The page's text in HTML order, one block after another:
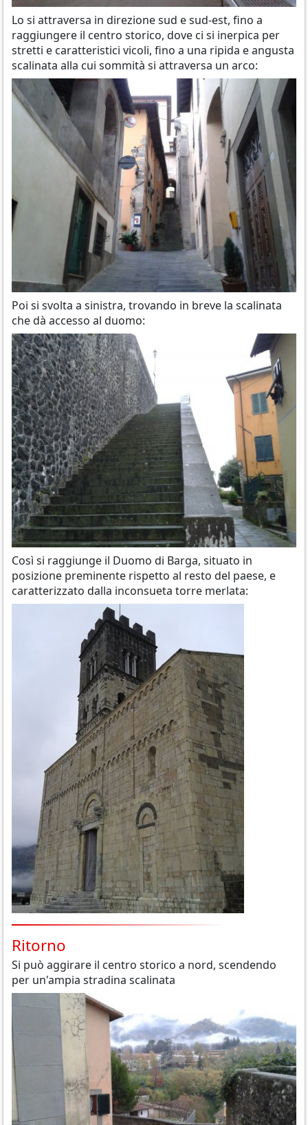
Lo si attraversa in direzione sud e sud-est, fino a
raggiungere il centro storico, dove ci si inerpica per
stretti e caratteristici vicoli, fino a una ripida e angusta
scalinata alla cui sommità si attraversa un arco:
Poi si svolta a sinistra, trovando in breve la scalinata
che dà accesso al duomo:
Così si raggiunge il Duomo di Barga, situato in
posizione preminente rispetto al resto del paese, e
caratterizzato dalla inconsueta torre merlata:
Ritorno
Si può aggirare il centro storico a nord, scendendo
per un'ampia stradina scalinata